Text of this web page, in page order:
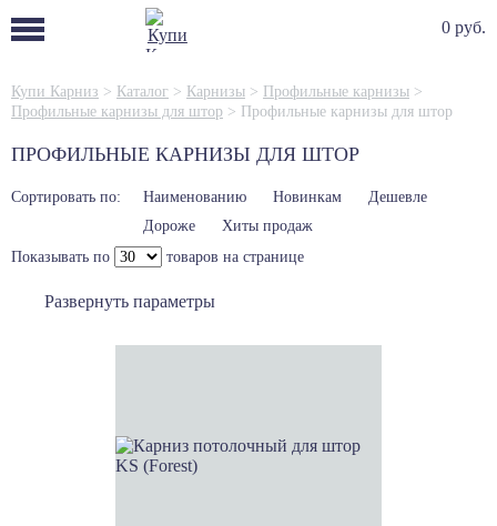
0 руб.
Купи Карниз > Каталог > Карнизы > Профильные карнизы >
Профильные карнизы для штор > Профильные карнизы для штор
ПРОФИЛЬНЫЕ КАРНИЗЫ ДЛЯ ШТОР
Сортировать по: Наименованию Новинкам
Дешевле
Дороже
Хиты продаж
Показывать по
товаров на странице
Развернуть параметры